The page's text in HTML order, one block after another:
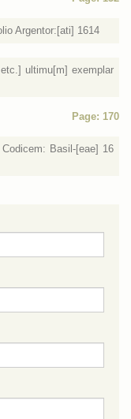
Argentor:[ati] 1614
ultimu[m] exemplar
Page: 170
Basil-[eae] 16